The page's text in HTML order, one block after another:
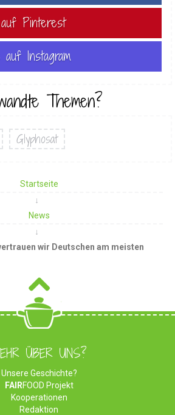
Pinterest
Instagram
Themen?
Glyphosat
Startseite
News
wir Deutschen am meisten
ÜBER UNS?
Unsere Geschichte?
FAIRFOOD Projekt
Kooperationen
Redaktion